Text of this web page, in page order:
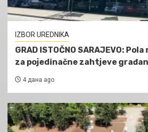
IZBOR UREDNIKA
GRAD ISTOČNO SARAJEVO:
za pojedinačne zahtjeve
4 дана ago